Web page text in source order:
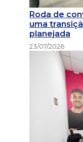
Roda de
uma
planejada
23/07/2026